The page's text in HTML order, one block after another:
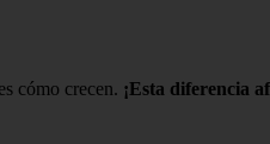
cómo crecen. ¡Esta diferencia